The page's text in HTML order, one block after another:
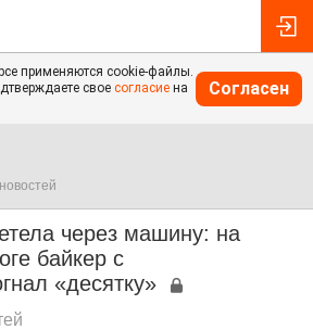
применяются cookie-файлы.
свое согласие на
Согласен
через машину: на
байкер с
«десятку»